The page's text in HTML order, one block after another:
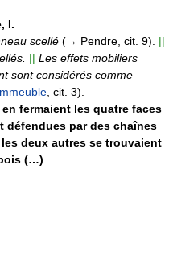
I.
scellé (→ Pendre, cit. 9).
||
|| Les effets mobiliers
sont considérés comme
, cit. 3).
fermaient les quatre faces
défendues par des chaînes
deux autres se trouvaient
(…)